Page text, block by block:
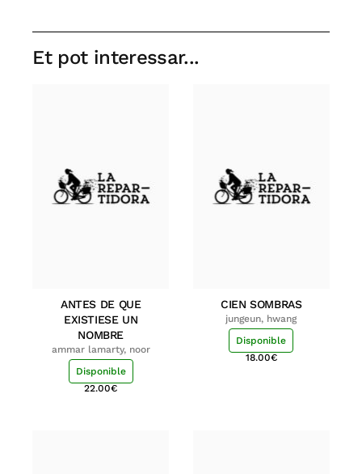
Et pot interessar...
ANTES DE QUE
EXISTIESE UN
NOMBRE
ammar lamarty, noor
Disponible
22.00€
CIEN SOMBRAS
jungeun, hwang
Disponible
18.00€